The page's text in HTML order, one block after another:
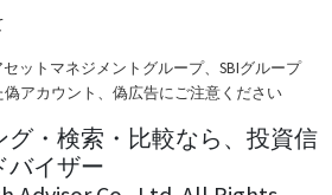
ットマネジメントグループ、SBIグループ
アカウント、偽広告にご注意ください
グ・検索・比較なら、投資信
バイザー